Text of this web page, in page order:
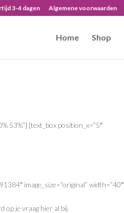
3-4 dagen Algemene voorwaarden
Home Shop
53%”] [text_box position_x=”5″
image_size=”original” width=”40″
op je vraag hier al bij.